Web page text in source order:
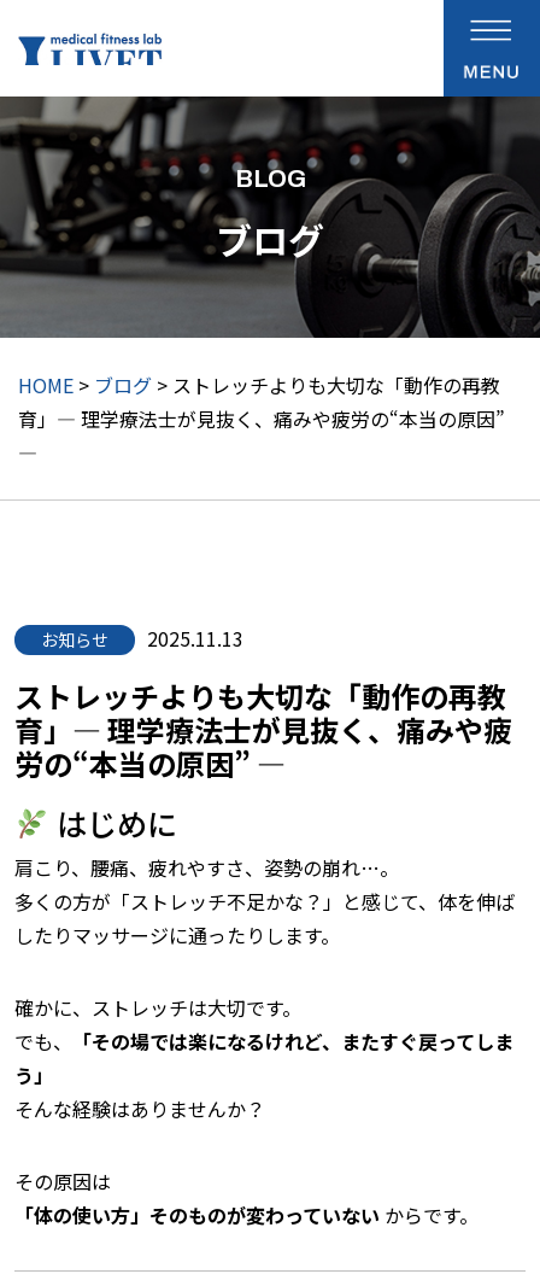
BLOG
ブログ
HOME > ブログ > ストレッチよりも大切な「動作の再教
育」― 理学療法士が見抜く、痛みや疲労の“本当の原因”
―
お知らせ 2025.11.13
ストレッチよりも大切な「動作の再教
育」― 理学療法士が見抜く、痛みや疲
労の“本当の原因” ―
はじめに
肩こり、腰痛、疲れやすさ、姿勢の崩れ…。
多くの方が「ストレッチ不足かな？」と感じて、体を伸ば
したりマッサージに通ったりします。
確かに、ストレッチは大切です。
でも、
「その場では楽になるけれど、またすぐ戻ってしま
う」
そんな経験はありませんか？
その原因は――
「体の使い方」そのものが変わっていない からです。